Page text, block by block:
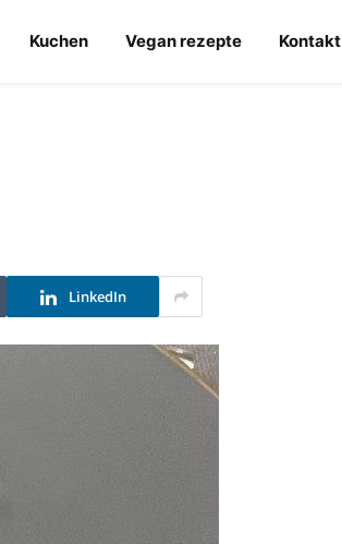
Kuchen Vegan rezepte Kontakt
LinkedIn